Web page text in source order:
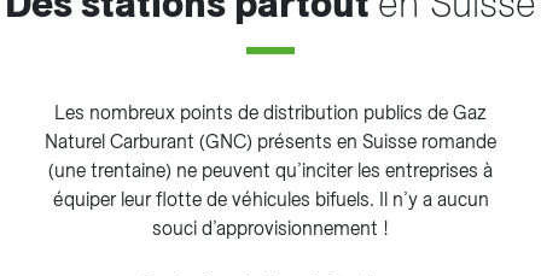
Les nombreux points de distribution publics de Gaz
Naturel Carburant (GNC) présents en Suisse romande
(une trentaine) ne peuvent qu’inciter les entreprises à
équiper leur flotte de véhicules bifuels. Il n’y a aucun
souci d’approvisionnement !